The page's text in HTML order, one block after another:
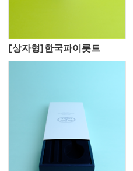
[상자형]한국파이롯트